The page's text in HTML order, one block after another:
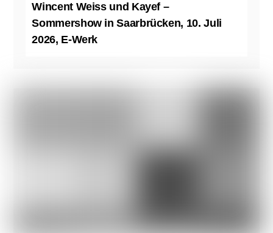
Wincent Weiss und Kayef –
Sommershow in Saarbrücken, 10. Juli
2026, E-Werk